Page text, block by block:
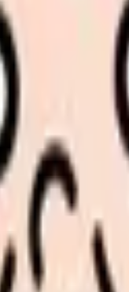
ます。 「辞めた